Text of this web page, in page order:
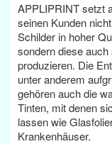
APPLIPRINT setzt
seinen Kunden
Schilder in hoher
sondern diese
produzieren. Die
unter anderem
gehören auch die
Tinten, mit denen
lassen wie
Krankenhäuser.